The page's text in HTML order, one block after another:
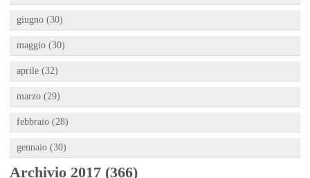
giugno (30)
maggio (30)
aprile (32)
marzo (29)
febbraio (28)
gennaio (30)
Archivio 2017 (366)